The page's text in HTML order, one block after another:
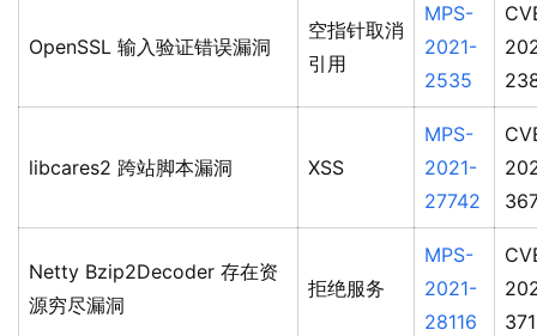
OpenSSL 输入验证错误漏洞
空指针取消
引用
MPS-
2021-
2535
libcares2 跨站脚本漏洞 XSS
MPS-
2021-
27742
Netty Bzip2Decoder 存在资
源穷尽漏洞
拒绝服务
MPS-
2021-
28116